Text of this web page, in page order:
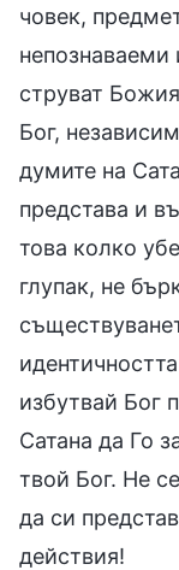
човек,
струват
Бог,
думите на
представа и
това колко
глупак, не
избутвай Бог
Сатана да Го
твой Бог. Не
да си
действия!